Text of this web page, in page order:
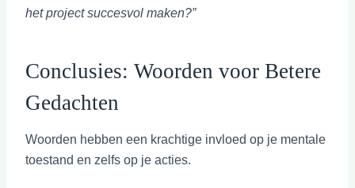
het project succesvol maken?”
Conclusies: Woorden voor Betere
Gedachten
Woorden hebben een krachtige invloed op je mentale
toestand en zelfs op je acties.